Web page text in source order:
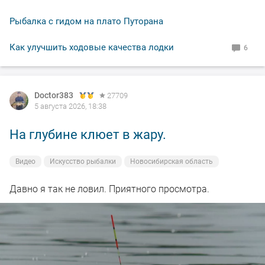
Рыбалка с гидом на плато Путорана
Как улучшить ходовые качества лодки 6
Doctor383
27709
5 августа 2026, 18:38
На глубине клюет в жару.
Видео Искусство рыбалки Новосибирская область
Давно я так не ловил. Приятного просмотра.